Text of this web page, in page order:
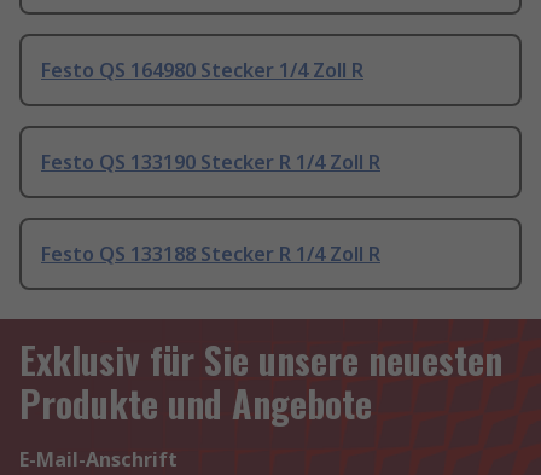
Festo QS 164980 Stecker 1/4 Zoll R
Festo QS 133190 Stecker R 1/4 Zoll R
Festo QS 133188 Stecker R 1/4 Zoll R
Exklusiv für Sie unsere neuesten
Produkte und Angebote
E-Mail-Anschrift